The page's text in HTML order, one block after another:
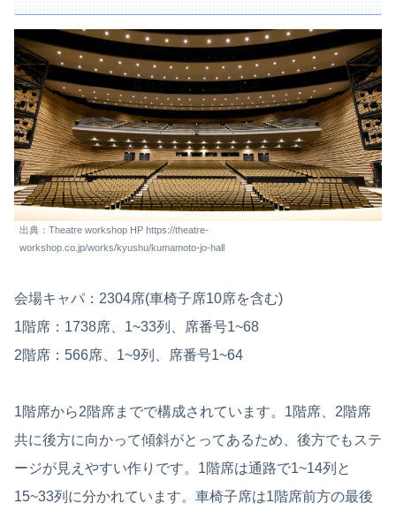
出典：Theatre workshop HP https://theatre-
workshop.co.jp/works/kyushu/kumamoto-jo-hall
会場キャパ：2304席(車椅子席10席を含む)
1階席：1738席、1~33列、席番号1~68
2階席：566席、1~9列、席番号1~64
1階席から2階席までで構成されています。1階席、2階席
共に後方に向かって傾斜がとってあるため、後方でもステ
ージが見えやすい作りです。1階席は通路で1~14列と
15~33列に分かれています。車椅子席は1階席前方の最後